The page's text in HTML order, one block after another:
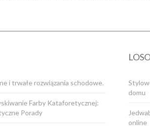
i trwałe rozwiązania schodowe.
Farby Kataforetycznej:
Porady
domu
online